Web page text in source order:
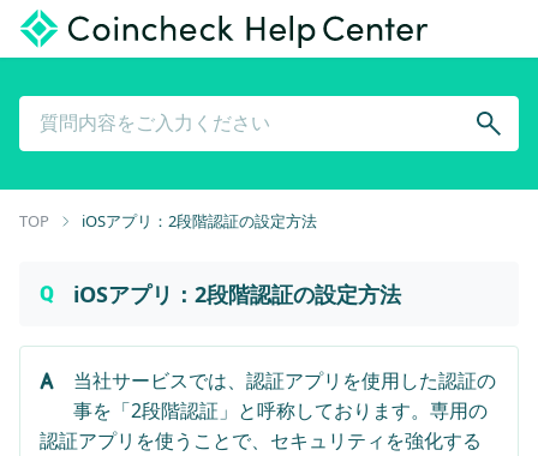
TOP iOSアプリ：2段階認証の設定方法
iOSアプリ：2段階認証の設定方法
当社サービスでは、認証アプリを使用した認証の
事を「2段階認証」と呼称しております。専用の
認証アプリを使うことで、セキュリティを強化する